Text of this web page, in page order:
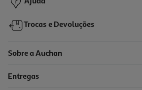
Ajuda
Trocas e Devoluções
Sobre a Auchan
Entregas